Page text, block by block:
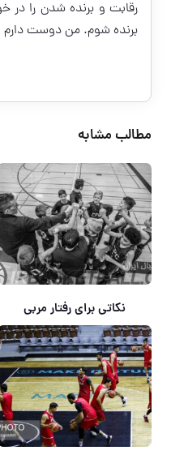
رقابت و برنده شدن را در
برنده شوم. من دوست دارم
مطالب مشابه
نکاتی برای رفتار مربی